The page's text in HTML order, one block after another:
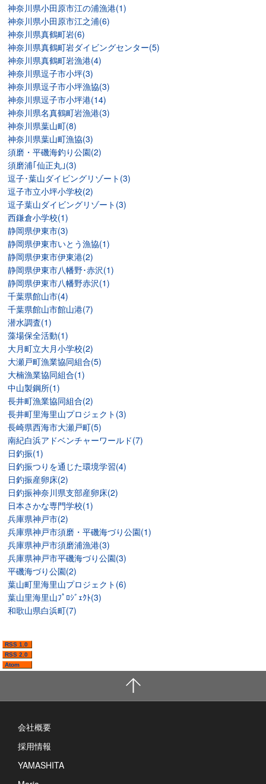
神奈川県小田原市江の浦漁港(1)
神奈川県小田原市江之浦(6)
神奈川県真鶴町岩(6)
神奈川県真鶴町岩ダイビングセンター(5)
神奈川県真鶴町岩漁港(4)
神奈川県逗子市小坪(3)
神奈川県逗子市小坪漁協(3)
神奈川県逗子市小坪港(14)
神奈川県名真鶴町岩漁港(3)
神奈川県葉山町(8)
神奈川県葉山町漁協(3)
須磨・平磯海釣り公園(2)
須磨浦｢仙正丸｣(3)
逗子･葉山ダイビングリゾート(3)
逗子市立小坪小学校(2)
逗子葉山ダイビングリゾート(3)
西鎌倉小学校(1)
静岡県伊東市(3)
静岡県伊東市いとう漁協(1)
静岡県伊東市伊東港(2)
静岡県伊東市八幡野･赤沢(1)
静岡県伊東市八幡野赤沢(1)
千葉県館山市(4)
千葉県館山市館山港(7)
潜水調査(1)
藻場保全活動(1)
大月町立大月小学校(2)
大瀬戸町漁業協同組合(5)
大楠漁業協同組合(1)
中山製鋼所(1)
長井町漁業協同組合(2)
長井町里海里山プロジェクト(3)
長崎県西海市大瀬戸町(5)
南紀白浜アドベンチャーワールド(7)
日釣振(1)
日釣振つりを通じた環境学習(4)
日釣振産卵床(2)
日釣振神奈川県支部産卵床(2)
日本さかな専門学校(1)
兵庫県神戸市(2)
兵庫県神戸市須磨・平磯海づり公園(1)
兵庫県神戸市須磨浦漁港(3)
兵庫県神戸市平磯海づり公園(3)
平磯海づり公園(2)
葉山町里海里山プロジェクト(6)
葉山里海里山ﾌﾟﾛｼﾞｪｸﾄ(3)
和歌山県白浜町(7)
RSS 1.0
RSS 2.0
Atom
会社概要
採用情報
YAMASHITA